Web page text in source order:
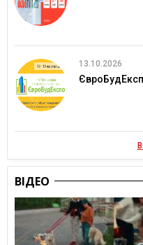
13.10.2026
ВІДЕО